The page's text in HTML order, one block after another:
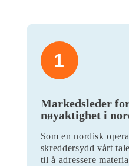
1
Markedsleder
nøyaktighet i
Som en nordisk
skreddersydd vårt
til å adressere